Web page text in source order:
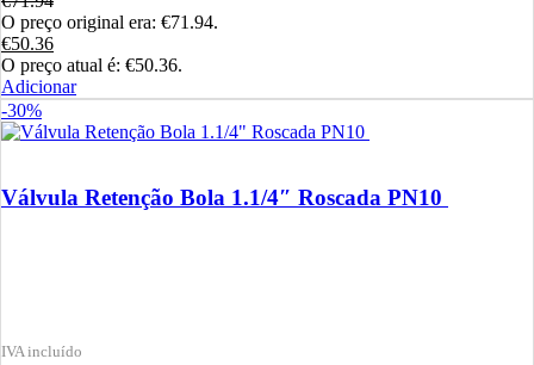
O preço original era: €71.94.
€50.36
O preço atual é: €50.36.
Adicionar
-30%
Válvula Retenção Bola 1.1/4″ Roscada PN10